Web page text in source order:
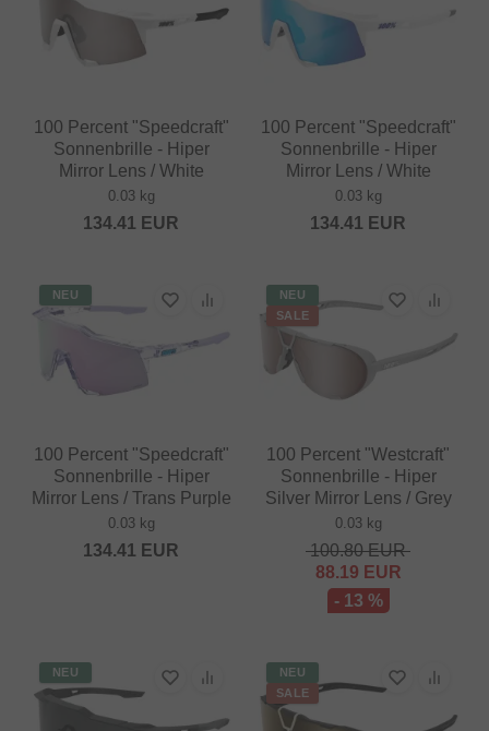
100 Percent "Speedcraft"
Sonnenbrille - Hiper
Mirror Lens / White
0.03 kg
134.41 EUR
100 Percent "Speedcraft"
Sonnenbrille - Hiper
Mirror Lens / White
0.03 kg
134.41 EUR
NEU
100 Percent "Speedcraft"
Sonnenbrille - Hiper
Mirror Lens / Trans Purple
0.03 kg
134.41 EUR
NEU
SALE
100 Percent "Westcraft"
Sonnenbrille - Hiper
Silver Mirror Lens / Grey
0.03 kg
100.80EUR
88.19 EUR
- 13 %
NEU
NEU
SALE